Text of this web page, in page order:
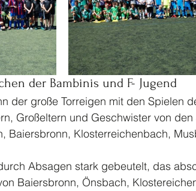
der Bambinis und F- Jugend
der große Torreigen mit den Spielen
Großeltern und Geschwister von
Baiersbronn, Klosterreichenbach,
Absagen stark gebeutelt, das
Baiersbronn, Önsbach,